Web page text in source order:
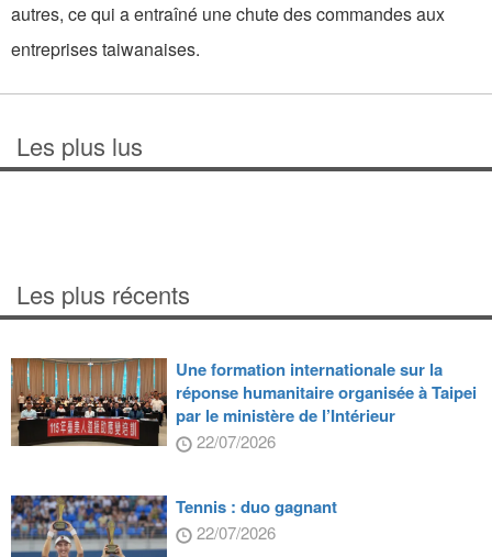
autres, ce qui a entraîné une chute des commandes aux
entreprises taiwanaises.
Les plus lus
Les plus récents
Une formation internationale sur la
réponse humanitaire organisée à Taipei
par le ministère de l’Intérieur
22/07/2026
Tennis : duo gagnant
22/07/2026